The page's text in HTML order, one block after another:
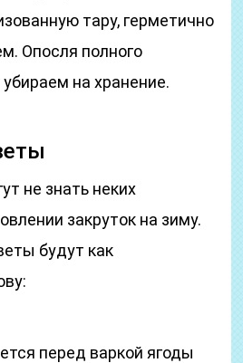
тару, герметично
Опосля полного
на хранение.
не знать неких
закруток на зиму.
будут как
перед варкой ягоды